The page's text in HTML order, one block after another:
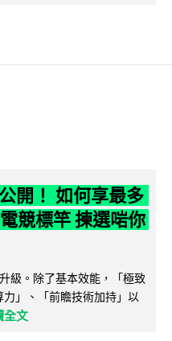
開！ 如何享最多
競標竿 揀選啱你
級。除了基本效能，「極致
」、「前瞻技術加持」以
全文